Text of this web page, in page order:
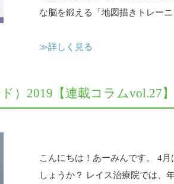
な脳を鍛える「地図描きトレー
≫詳しく見る
）2019【連載コラムvol.27】
こんにちは！あーみんです。 4
しょうか？ レイス治療院では、